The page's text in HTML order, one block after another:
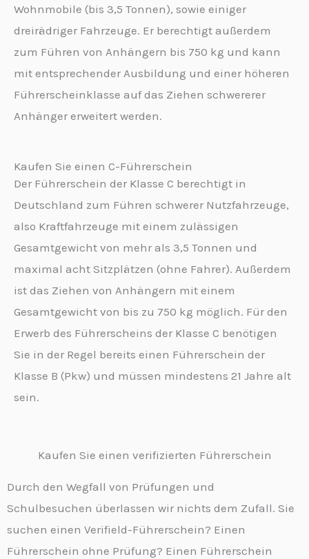
Wohnmobile (bis 3,5 Tonnen), sowie einiger
dreirädriger Fahrzeuge. Er berechtigt außerdem
zum Führen von Anhängern bis 750 kg und kann
mit entsprechender Ausbildung und einer höheren
Führerscheinklasse auf das Ziehen schwererer
Anhänger erweitert werden.
Kaufen Sie einen C-Führerschein
Der Führerschein der Klasse C berechtigt in
Deutschland zum Führen schwerer Nutzfahrzeuge,
also Kraftfahrzeuge mit einem zulässigen
Gesamtgewicht von mehr als 3,5 Tonnen und
maximal acht Sitzplätzen (ohne Fahrer). Außerdem
ist das Ziehen von Anhängern mit einem
Gesamtgewicht von bis zu 750 kg möglich. Für den
Erwerb des Führerscheins der Klasse C benötigen
Sie in der Regel bereits einen Führerschein der
Klasse B (Pkw) und müssen mindestens 21 Jahre alt
sein.
Kaufen Sie einen verifizierten Führerschein
Durch den Wegfall von Prüfungen und
Schulbesuchen überlassen wir nichts dem Zufall. Sie
suchen einen Verifield-Führerschein? Einen
Führerschein ohne Prüfung? Einen Führerschein